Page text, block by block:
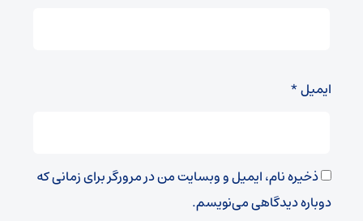
ایمیل*
ذخیره نام، ایمیل و وبسایت من در مرورگر برای زمانی که
دوباره دیدگاهی می‌نویسم.